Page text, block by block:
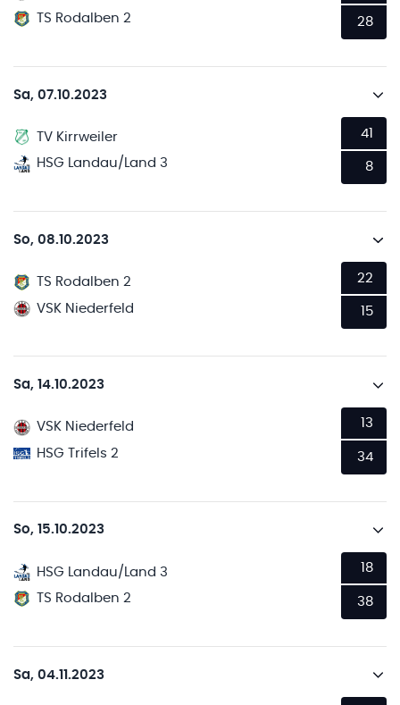
TS Rodalben 2
28
Sa, 07.10.2023
TV Kirrweiler
HSG Landau/Land 3
41
8
So, 08.10.2023
TS Rodalben 2
VSK Niederfeld
22
15
Sa, 14.10.2023
VSK Niederfeld
HSG Trifels 2
13
34
So, 15.10.2023
HSG Landau/Land 3
TS Rodalben 2
18
38
Sa, 04.11.2023